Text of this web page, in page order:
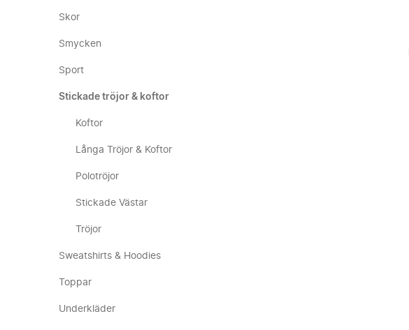
Skor
Smycken
Sport
Stickade tröjor & koftor
Koftor
Långa Tröjor & Koftor
Polotröjor
Stickade Västar
Tröjor
Sweatshirts & Hoodies
Toppar
Underkläder